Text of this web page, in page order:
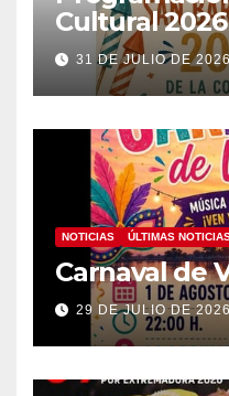
Cultural 2026
31 DE JULIO DE 2026
NOTICIAS ÚLTIMAS
Carnaval de
29 DE JULIO DE